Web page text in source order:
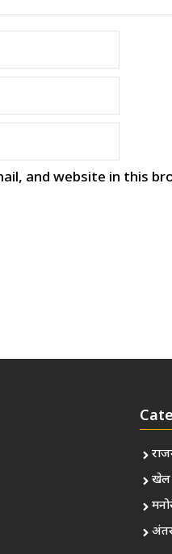
and website in this
खेल